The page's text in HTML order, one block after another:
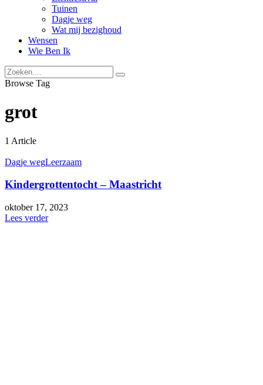
Tuinen
Dagje weg
Wat mij bezighoud
Wensen
Wie Ben Ik
Browse Tag
grot
1 Article
Dagje wegLeerzaam
Kindergrottentocht – Maastricht
oktober 17, 2023
Lees verder